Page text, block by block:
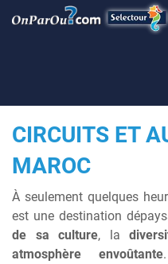
THALASSO GOLF
CIRCUITS ET
MAROC
À seulement quelques
est une destination
de sa culture, la
atmosphère envoûtante